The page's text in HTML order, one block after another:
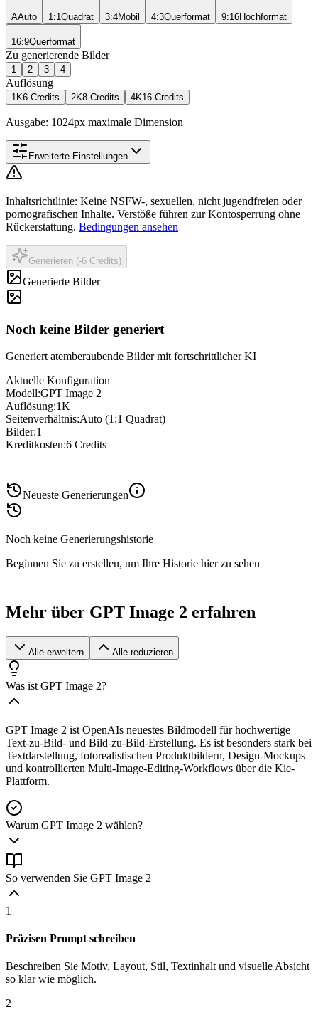
AAuto 1:1Quadrat 3:4Mobil 4:3Querformat 9:16Hochformat
16:9Querformat
Zu generierende Bilder
1 2 3 4
Auflösung
1K6 Credits 2K8 Credits 4K16 Credits
Ausgabe: 1024px maximale Dimension
Erweiterte Einstellungen
Inhaltsrichtlinie: Keine NSFW-, sexuellen, nicht jugendfreien oder
pornografischen Inhalte. Verstöße führen zur Kontosperrung ohne
Rückerstattung. Bedingungen ansehen
Generieren (-6 Credits)
Generierte Bilder
Noch keine Bilder generiert
Generiert atemberaubende Bilder mit fortschrittlicher KI
Aktuelle Konfiguration
Modell:GPT Image 2
Auflösung:1K
Seitenverhältnis:Auto (1:1 Quadrat)
Bilder:1
Kreditkosten:6 Credits
Neueste Generierungen
Noch keine Generierungshistorie
Beginnen Sie zu erstellen, um Ihre Historie hier zu sehen
Mehr über GPT Image 2 erfahren
Alle erweitern Alle reduzieren
Was ist GPT Image 2?
GPT Image 2 ist OpenAIs neuestes Bildmodell für hochwertige
Text-zu-Bild- und Bild-zu-Bild-Erstellung. Es ist besonders stark bei
Textdarstellung, fotorealistischen Produktbildern, Design-Mockups
und kontrollierten Multi-Image-Editing-Workflows über die Kie-
Plattform.
Warum GPT Image 2 wählen?
So verwenden Sie GPT Image 2
1
Präzisen Prompt schreiben
Beschreiben Sie Motiv, Layout, Stil, Textinhalt und visuelle Absicht
so klar wie möglich.
2